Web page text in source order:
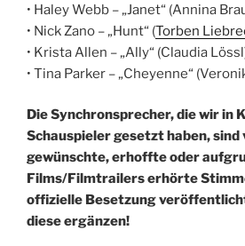
• Haley Webb – „Janet“ (Annina
• Nick Zano – „Hunt“ (Torben
• Krista Allen – „Ally“ (Claudia
• Tina Parker – „Cheyenne“
Die Synchronsprecher, die wir in
Schauspieler gesetzt haben, sind
gewünschte, erhoffte oder
Films/Filmtrailers erhörte
offizielle Besetzung
diese ergänzen!